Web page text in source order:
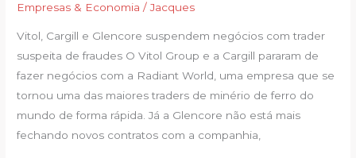
Empresas & Economia /Jacques
Vitol, Cargill e Glencore suspendem negócios com trader
suspeita de fraudes O Vitol Group e a Cargill pararam de
fazer negócios com a Radiant World, uma empresa que se
tornou uma das maiores traders de minério de ferro do
mundo de forma rápida. Já a Glencore não está mais
fechando novos contratos com a companhia,
negócios
com
suspeita
de
fraudes